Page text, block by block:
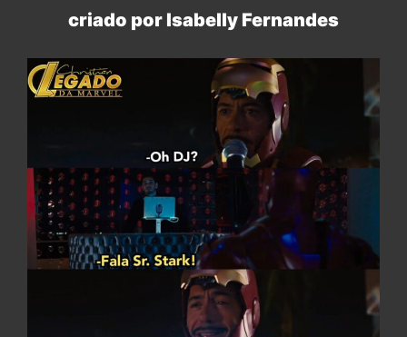
criado por Isabelly Fernandes